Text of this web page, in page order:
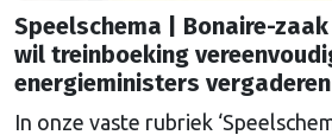
Speelschema | Bonaire-zaak
wil treinboeking
energieministers
In onze vaste rubriek